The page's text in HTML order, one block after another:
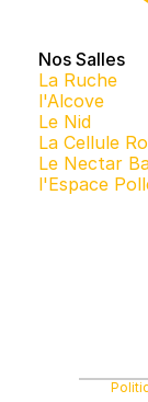
Nos Salles
La Ruche
l'Alcove
Le Nid
La Cellule
Le Nectar
l'Espace